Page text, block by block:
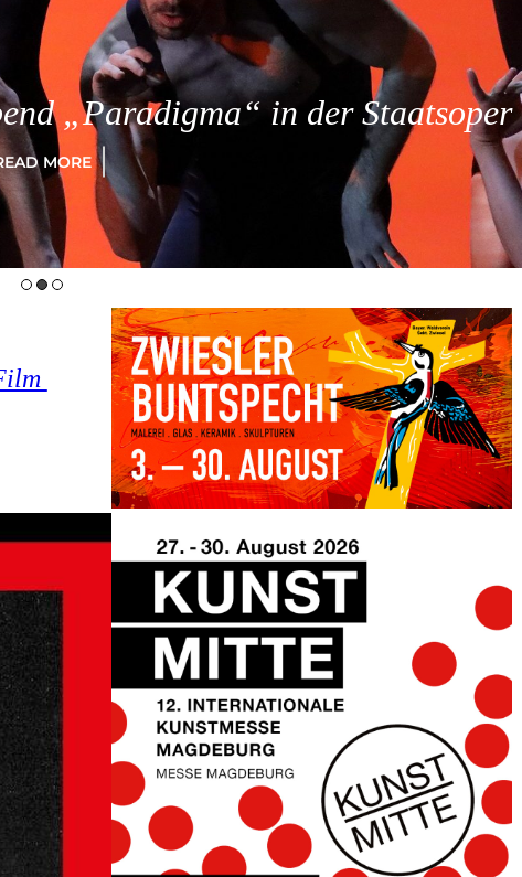
„Paradigma“ in der Staatsoper
MORE